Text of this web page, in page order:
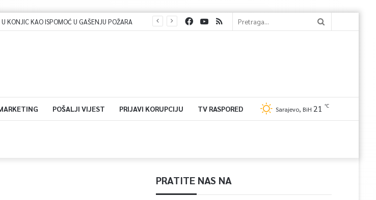
KAO ISPOMOĆ U GAŠENJU POŽARA
POŠALJI VIJEST PRIJAVI KORUPCIJU TV RASPORED Sarajevo, BiH 21 ℃
PRATITE NAS NA